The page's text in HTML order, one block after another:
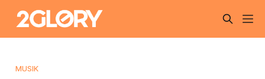
MUSIK